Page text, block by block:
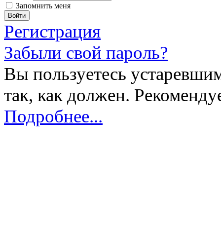
Запомнить меня
Регистрация
Забыли свой пароль?
Вы пользуетесь
так, как должен.
Подробнее...